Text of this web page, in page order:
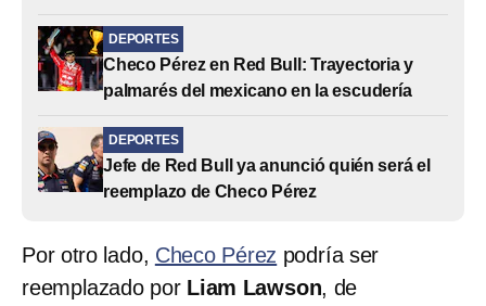
DEPORTES
Checo Pérez en Red Bull: Trayectoria y
palmarés del mexicano en la escudería
DEPORTES
Jefe de Red Bull ya anunció quién será el
reemplazo de Checo Pérez
Por otro lado, Checo Pérez podría ser
reemplazado por Liam Lawson, de